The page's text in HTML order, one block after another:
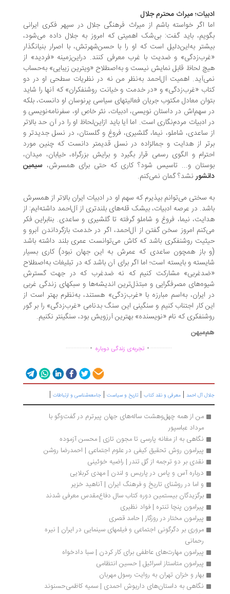
میراث محترم جلال
اگر خواسته باشم از میراث فرهنگی جلال در سپهر فکری ایرانی
باید گفت: بی‏‌شک اهمیتی که امروز به جلال داده می‏‌شود،
به‌این‌دلیل است که او را با حسن‌شهرتش، با اصرار بنیانگذار
و ضدیت با غرب معرفی کنند. دراین‌زمینه «فردید» از
لحاظ قابل نمایش نیست و به‌اصطلاح «ویترین زیبایی» به‌حساب
اهمیت آل‏‌احمد به‌نظر من نه در نظریات سطحی او در دو
«غرب‌زدگی» و «در خدمت و خیانت روشنفکران» که آن‏ها را شاید
معادل مکتوب جریان فعالیت‏های سیاسی پر‏نوسان او دانست، بلکه
سهم‌اش در داستان ‏نویسی، ادبیات، نثر خاص او، سفرنامه‌‏نویسی و
ادبیات مردم‌‏نگاری است. اما آیا باید ازاین‌لحاظ او را در آن حد بالاتر
ساعدی، شاملو، نیما، گلشیری، فروغ و گلستان، در نسل جدیدتر و
از هدایت و جمالزاده در نسل قدیم‏تر دانست که چنین مورد
و الگوی رسمی قرار بگیرد و برایش بزرگراه، خیابان، میدان،
و... تاسیس شود؟ کاری که حتی برای همسرش،سیمین
نشد؟ گمان نمی‏‌کنم.
سختی می‌‏توانم بپذیرم که سهم او در ادبیات ایران بالاتر از همسرش
در عرصه ادبیات، بی‏شک قله‌‏های بلندتری از آل‏‌احمد داشته‌‏ایم: از
نیما، فروغ و شاملو گرفته تا گلشیری و ساعدی. بنابراین فکر
امروز سخن‏ گفتن از آل‏‌احمد، اگر در خدمت بازگرداندن آبرو و
روشنفکری باشد که کاش می‌‏توانست عمری بلند داشته باشد
باز همچون ساعدی که عمرش به این جهان نبود) کاری بسیار
و بایسته است؛ اما اگر برای آن باشد که در تبلیغات به‌اصطلاح
مشارکت کنیم که نه ضدغرب که در جهت گسترش
مصرف‏گرایی و مبتذل‌ترین اندیشه‏‌ها و سبک‏های زندگی غربی
ایران، به‌اسم مبارزه با «غرب‌زدگی» هستند، به‌نظرم بهتر است از
کار اجتناب کنیم و سنگینی این سنگ بدنامی «غرب‌زدگی» را بر گور
که نام «نویسنده» بهترین آرزویش بود، سنگین‏تر نکنیم.
................تجربه‌ی زندگی دوباره ...............
آل احمد|معرفی و نقد کتاب|تاریخ و سیاست|جامعه‌شناسی و ارتباطات|
من از همه‌ چهل‌وهشت ساله‌های جهان پیرترم در گفت‌وگو با
مرداد عباسپور
نگاهی به از مغانه پارسی تا مجون تازی | محسن آزموده
پیرامون روش تحقیق کیفی در علوم اجتماعی | احمدرضا روشن
نقدی بر دو ترجمه از گل تندر | راضیه خوئینی
درباره آس و پاس در پاریس و لندن | مهد‌ی کربلایی
و اما در روشنای تاریخ و فرهنگ ایران | آناهید خزیر
برگزیدگان بیستمین دوره کتاب سال دفاع‌مقدس معرفی شدند
پیرامون پنچا تنتره | فواد نظیری
پیرامون مختار در روزگار | حامد قصری
مروری بر دگرگونی اجتماعی و فیلمهای سینمایی در ایران | نیره
پیرامون مهارت‌های عاطفی برای کار کردن | سبا دادخواه
پیرامون متاستاز اسرائیل | حسین انتظامی
بهار و خزان تهران به روایت رسول مهربان
نگاهی به داستان‌های داریوش احمدی | سمیه کاظمی‌حسنوند